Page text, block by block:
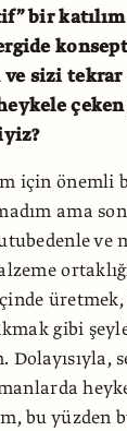
bir katılım
sizi tekrar
için önemli
ama
ve
gibi
Dolayısıyla,
bu yüzden